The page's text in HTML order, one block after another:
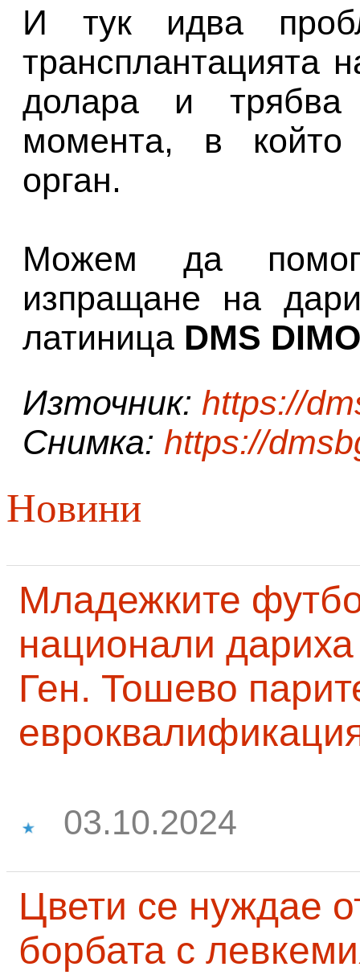
И тук идва
трансплантацията
долара и
момента, в
орган.
Можем да
изпращане на
латиница DMS
Източник: https://
Снимка: https://
Новини
Младежките
национали
Ген. Тошево
03.10.2024
Цвети се нуждае
борбата с